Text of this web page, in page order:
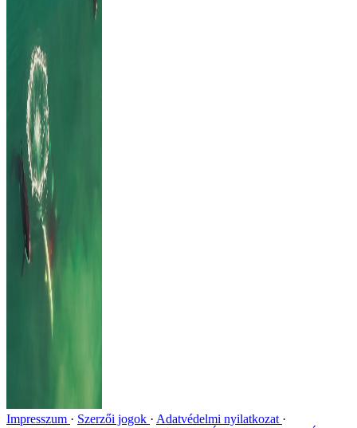
Impresszum Szerzői jogok
Adatvédelmi nyilatkozat